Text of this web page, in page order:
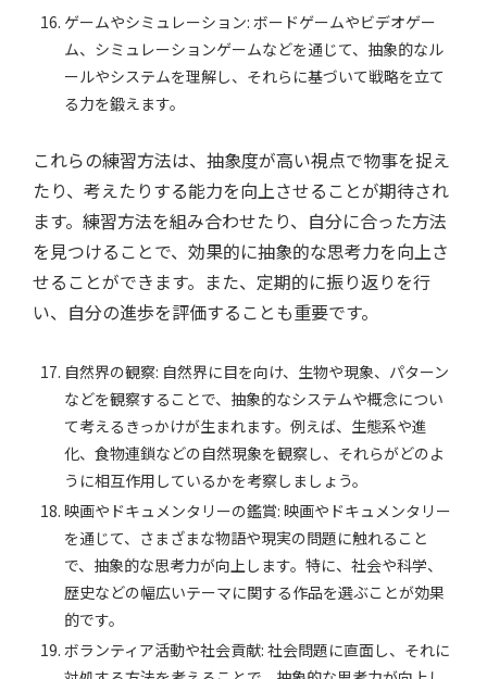
ゲームやシミュレーション: ボードゲームやビデオゲー
ム、シミュレーションゲームなどを通じて、抽象的なル
ールやシステムを理解し、それらに基づいて戦略を立て
る力を鍛えます。
これらの練習方法は、抽象度が高い視点で物事を捉え
たり、考えたりする能力を向上させることが期待され
ます。練習方法を組み合わせたり、自分に合った方法
を見つけることで、効果的に抽象的な思考力を向上さ
せることができます。また、定期的に振り返りを行
い、自分の進歩を評価することも重要です。
自然界の観察: 自然界に目を向け、生物や現象、パターン
などを観察することで、抽象的なシステムや概念につい
て考えるきっかけが生まれます。例えば、生態系や進
化、食物連鎖などの自然現象を観察し、それらがどのよ
うに相互作用しているかを考察しましょう。
映画やドキュメンタリーの鑑賞: 映画やドキュメンタリー
を通じて、さまざまな物語や現実の問題に触れること
で、抽象的な思考力が向上します。特に、社会や科学、
歴史などの幅広いテーマに関する作品を選ぶことが効果
的です。
ボランティア活動や社会貢献: 社会問題に直面し、それに